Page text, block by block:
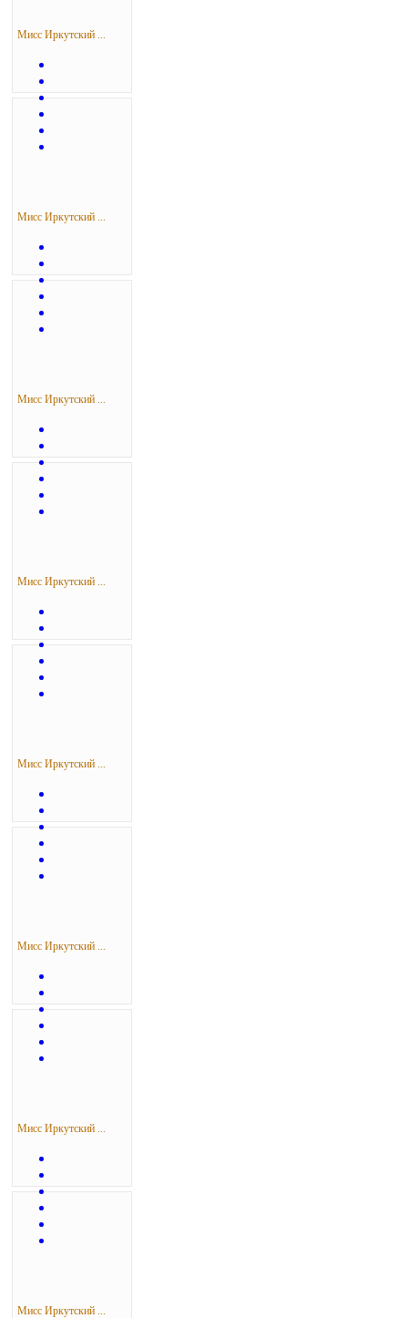
Мисс Иркутский ...
Мисс Иркутский ...
Мисс Иркутский ...
Мисс Иркутский ...
Мисс Иркутский ...
Мисс Иркутский ...
Мисс Иркутский ...
Мисс Иркутский ...